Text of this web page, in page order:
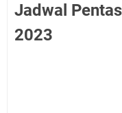
Jadwal
2023